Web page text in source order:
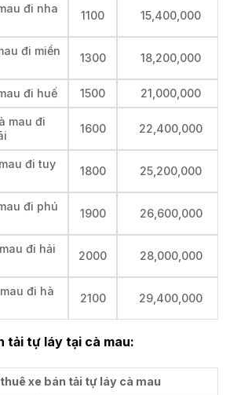
đi nha
1100 15,400,000
đi miền
1300 18,200,000
đi huế 1500 21,000,000
mau đi
1600 22,400,000
đi tuy
1800 25,200,000
đi phú
1900 26,600,000
đi hải
2000 28,000,000
đi hà
2100 29,400,000
tải tự láy tại cà mau:
xe bán tải tự láy cà mau